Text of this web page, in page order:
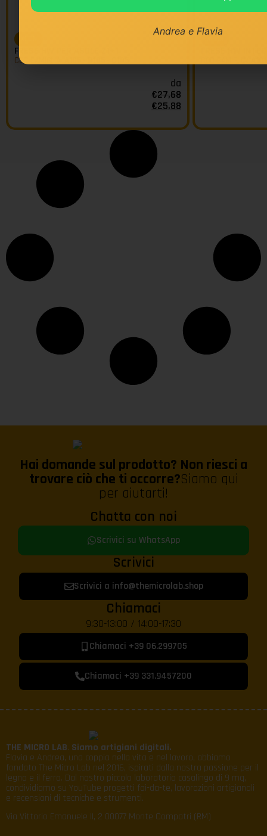
FRESE HW PER ASOLE Z1+1
COD FAMIGLIA:
da
€27,68
€25,88
Hai domande sul prodotto? Non riesci a
trovare ciò che ti occorre?Siamo qui
per aiutarti!
Chatta con noi
Scrivici su WhatsApp
Scrivici
Scrivici a info@themicrolab.shop
Chiamaci
9:30-13:00 / 14:00-17:30
Chiamaci +39 06.299705
Chiamaci +39 331.9457200
THE MICRO LAB. Siamo artigiani digitali.
Flavia e Andrea, una coppia nella vita e nel lavoro, abbiamo
fondato The Micro Lab nel 2016, ispirati dalla nostra passione per il
legno e il ferro. Dal nostro piccolo laboratorio casalingo di 9 mq,
condividiamo su YouTube progetti fai-da-te, lavorazioni artigianali
e recensioni di tecniche e strumenti.
Via Vittorio Emanuele II, 2 00077 Monte Compatri (RM)
Andrea e Flavia